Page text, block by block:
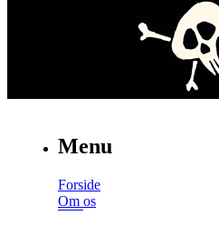
Menu
Forside
Om os